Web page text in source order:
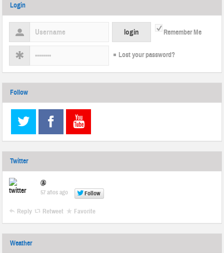
Login
Remember Me
Lost your password?
Follow
Twitter
@
57 años ago Follow
Reply Retweet Favorite
Weather